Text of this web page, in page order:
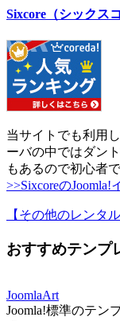
Sixcore（シックスコ
当サイトでも利用
ーバの中ではダン
もあるので初心者で
>>Sixcoreの
【その他のレンタ
おすすめテンプ
JoomlaArt
Joomla!標準のテン